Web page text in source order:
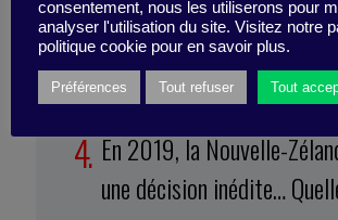
En 2019, la Nouvelle-
une décision inédite…
consentement, nous les utiliserons pour
analyser l'utilisation du site. Visitez notre
politique cookie pour en savoir plus.
Préférences Tout refuser Tout